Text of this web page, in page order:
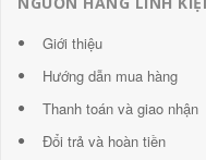
Giới thiệu
Hướng dẫn mua hàng
Thanh toán và giao nhận
Đổi trả và hoàn tiền